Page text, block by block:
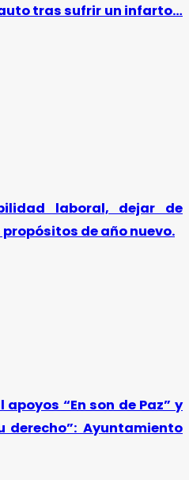
tras sufrir un infarto…
laboral, dejar de
de año nuevo.
“En son de Paz” y
derecho”: Ayuntamiento